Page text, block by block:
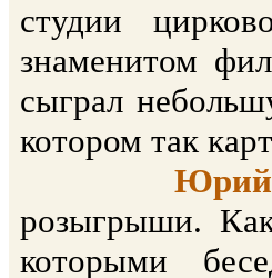
студии
знаменитом
сыграл
котором так
розыгрыши.
которыми